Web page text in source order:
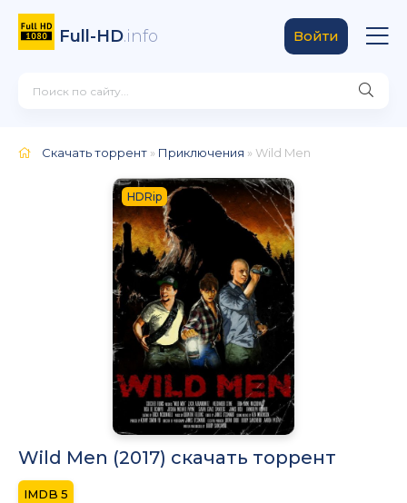
Full-HD.info Войти
Скачать торрент » Приключения » Wild Men
HDRip
Wild Men (2017) скачать торрент
5